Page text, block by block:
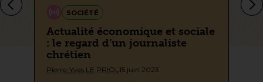
SOCIÉTÉ
Actualité économique et sociale
: le regard d’un journaliste
chrétien
Pierre-Yves LE PRIOL15 juin 2023